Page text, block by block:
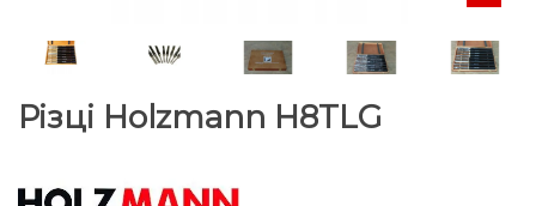
Різці Holzmann H8TLG